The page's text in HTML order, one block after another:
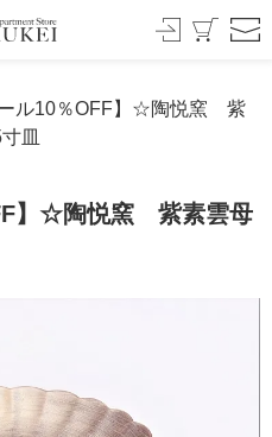
ル10％OFF】☆陶悦窯 紫
皿
】☆陶悦窯 紫素雲母